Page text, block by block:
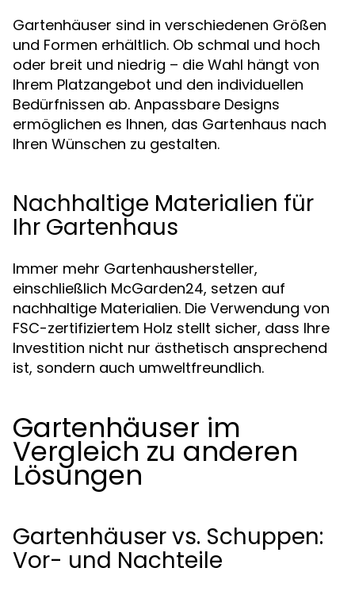
Gartenhäuser sind in verschiedenen Größen
und Formen erhältlich. Ob schmal und hoch
oder breit und niedrig – die Wahl hängt von
Ihrem Platzangebot und den individuellen
Bedürfnissen ab. Anpassbare Designs
ermöglichen es Ihnen, das Gartenhaus nach
Ihren Wünschen zu gestalten.
Nachhaltige Materialien für
Ihr Gartenhaus
Immer mehr Gartenhaushersteller,
einschließlich McGarden24, setzen auf
nachhaltige Materialien. Die Verwendung von
FSC-zertifiziertem Holz stellt sicher, dass Ihre
Investition nicht nur ästhetisch ansprechend
ist, sondern auch umweltfreundlich.
Gartenhäuser im
Vergleich zu anderen
Lösungen
Gartenhäuser vs. Schuppen:
Vor- und Nachteile